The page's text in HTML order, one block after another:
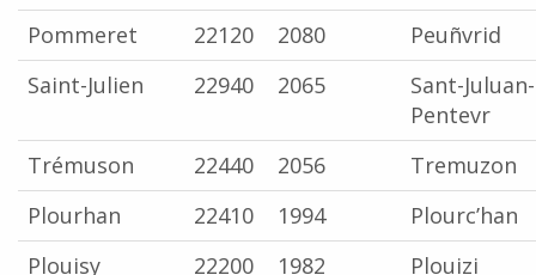
Pommeret
22120 2080
Peuñvrid
Saint-Julien
22940 2065
Sant-Juluan-
Pentevr
Trémuson
22440 2056
Tremuzon
Plourhan
22410 1994
Plourc’han
Plouisy
22200 1982
Plouizi